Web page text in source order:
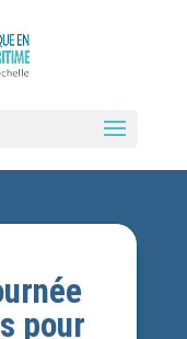
pour